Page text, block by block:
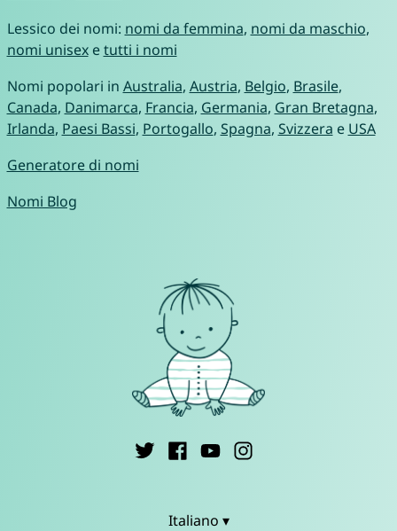
Lessico dei nomi: nomi da femmina, nomi da maschio,
nomi unisexetutti i nomi
Nomi popolari in Australia, Austria, Belgio, Brasile,
Canada, Danimarca, Francia, Germania, Gran Bretagna,
Irlanda, Paesi Bassi, Portogallo, Spagna, Svizzera e USA
Generatore di nomi
Nomi Blog
Italiano ▾